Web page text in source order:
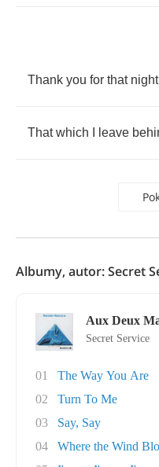
Thank you for that night
That which leave
Albumy, autor: Secret
Aux Deux
Secret Service
01
The Way You Are
02
Turn To Me
03
Say, Say
04
Where the Wind